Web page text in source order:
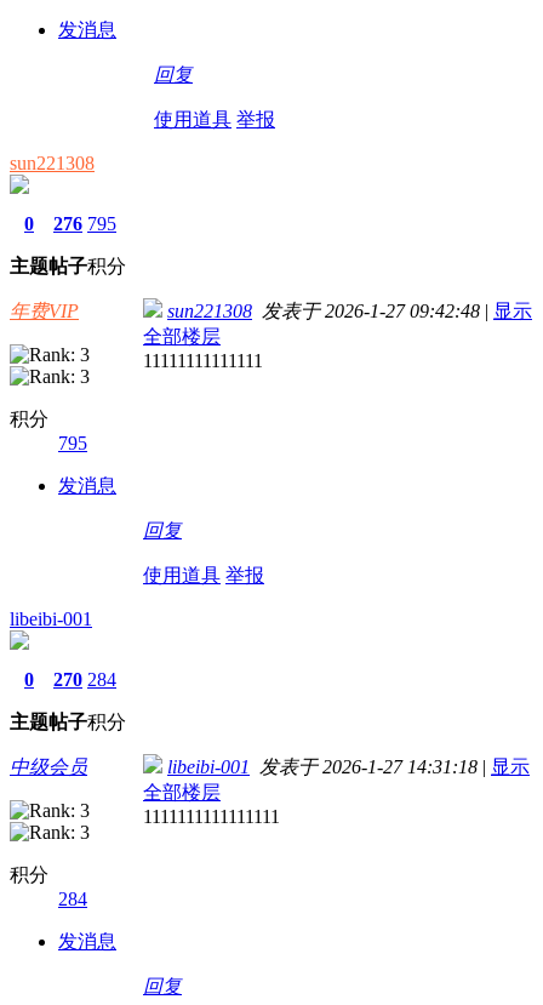
发消息
回复
使用道具 举报
sun221308
0
主题
276
帖子
795
积分
年费VIP
积分
795
发消息
sun221308 发表于 2026-1-27 09:42:48 | 显示
全部楼层
11111111111111
回复
使用道具 举报
libeibi-001
0
主题
270
帖子
284
积分
中级会员
积分
284
发消息
libeibi-001 发表于 2026-1-27 14:31:18 | 显示
全部楼层
1111111111111111
回复